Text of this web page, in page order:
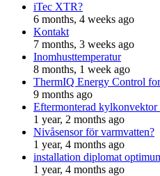
iTec XTR?
6 months, 4 weeks ago
Kontakt
7 months, 3 weeks ago
Inomhusttemperatur
8 months, 1 week ago
ThermIQ Energy Control
9 months ago
Eftermonterad
1 year, 2 months ago
Nivåsensor för varmvatten?
1 year, 4 months ago
installation diplomat
1 year, 4 months ago